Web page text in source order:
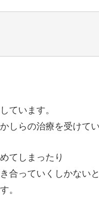
ています。
しらの治療を受けて
てしまったり
合っていくしかない
。